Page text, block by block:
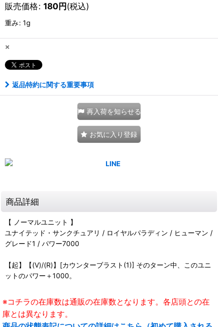
販売価格: 180円(税込)
重み: 1g
×
返品特約に関する重要事項
再入荷を知らせる
お気に入り登録
商品詳細
【 ノーマルユニット 】
ユナイテッド・サンクチュアリ / ロイヤルパラディン / ヒューマン /
グレード1 / パワー7000
【起】【(V)/(R)】[カウンターブラスト(1)] そのターン中、このユニ
ットのパワー＋1000。
※コチラの在庫数は通販の在庫数となります。各店頭との在
庫とは異なります。